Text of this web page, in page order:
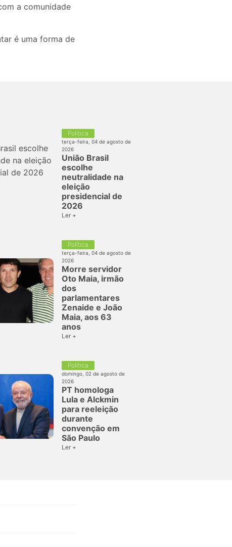
a comunidade
é uma forma de
Política
terça-feira, 04 de agosto de
2026
União Brasil
escolhe
neutralidade na
eleição
presidencial de
2026
Ler +
Política
terça-feira, 04 de agosto de
2026
Morre servidor
Oto Maia, irmão
dos
parlamentares
Zenaide e João
Maia, aos 63
anos
Ler +
Política
domingo, 02 de agosto de
2026
PT homologa
Lula e Alckmin
para reeleição
durante
convenção em
São Paulo
Ler +